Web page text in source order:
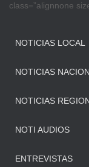
class=”alignnone
NOTICIAS LOCAL
NOTICIAS
NOTICIAS
NOTI AUDIOS
ENTREVISTAS